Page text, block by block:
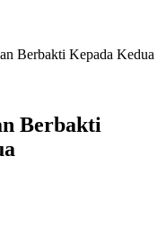
Berbakti Kepada Kedua
Berbakti